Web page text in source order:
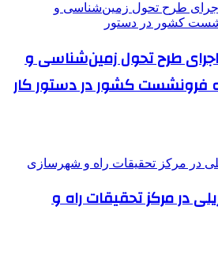
طرح تحول زمین‌شناسی و
کشور در دستور کار
در مرکز تحقیقات راه و